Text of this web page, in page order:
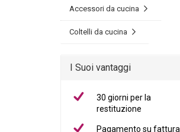
Accessori da cucina
Coltelli da cucina
I Suoi vantaggi
30 giorni per la
restituzione
Pagamento su fattura